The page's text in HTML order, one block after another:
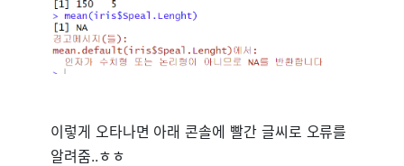
이렇게 오타나면 아래 콘솔에 빨간 글씨로 오류를
알려줌..ㅎㅎ